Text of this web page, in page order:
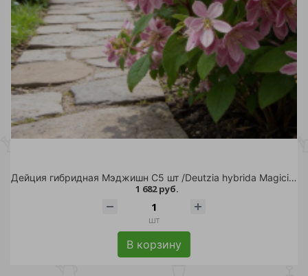
Дейция гибридная Мэджишн С5 шт /Deutzia hybrida Magicien
1 682 руб.
шт
В корзину